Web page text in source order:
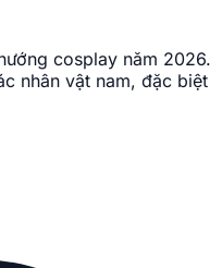
cosplay năm 2026.
nhân vật nam, đặc biệt